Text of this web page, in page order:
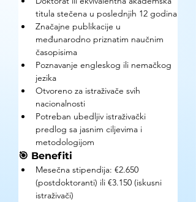
titula stečena u poslednjih 12 godina
Značajne publikacije u
međunarodno priznatim naučnim
časopisima
Poznavanje engleskog ili nemačkog
jezika
Otvoreno za istraživače svih
nacionalnosti
Potreban ubedljiv istraživački
predlog sa jasnim ciljevima i
metodologijom
🎯 Benefiti
Mesečna stipendija: €2.650
(postdoktoranti) ili €3.150 (iskusni
istraživači)